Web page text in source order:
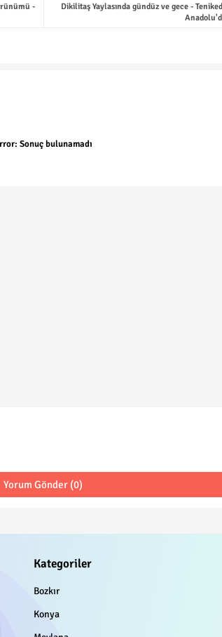
Dikilitaş Yaylasında gündüz ve gece -
-
Sonuç bulunamadı
Yorum Gönder (0)
Kategoriler
Bozkır
Konya